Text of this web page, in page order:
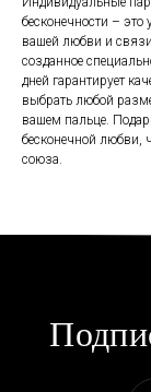
бесконечности – это
вашей любви и
созданное
дней гарантирует
выбрать любой
вашем пальце.
бесконечной любви,
союза.